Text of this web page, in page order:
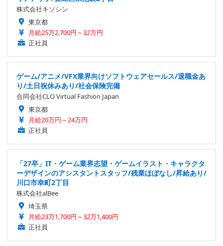
株式会社キソシン
東京都
月給25万2,700円～32万円
正社員
ゲーム/アニメ/VFX業界向けソフトウェアセールス/退職金あ
り/土日祝休みあり/社会保険完備
合同会社CLO Virtual Fashion Japan
東京都
月給20万円～24万円
正社員
「27卒」IT・ゲーム業界志望・ゲームイラスト・キャラクタ
ーデザインのアシスタントスタッフ/残業ほぼなし/昇給あり/
川口市幸町2丁目
株式会社alBee
埼玉県
月給23万1,700円～32万1,400円
正社員